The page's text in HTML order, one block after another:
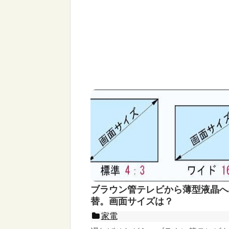
ブラウン管テレビから薄型液晶
替。画面サイズは？
家電